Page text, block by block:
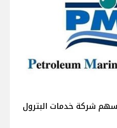
شركة خدمات البترول